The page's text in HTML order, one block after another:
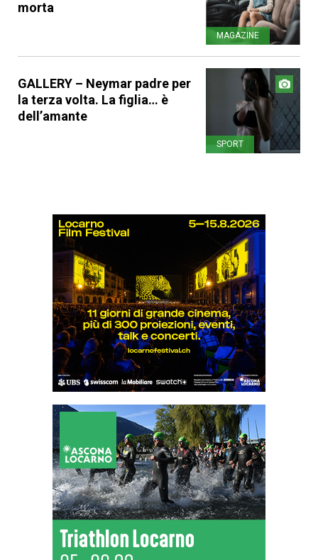
morta
MAGAZINE
GALLERY – Neymar padre per
la terza volta. La figlia… è
dell’amante
SPORT